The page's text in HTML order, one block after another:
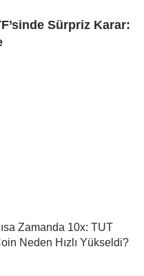
Sürpriz Karar:
Zamanda 10x: TUT
Neden Hızlı Yükseldi?